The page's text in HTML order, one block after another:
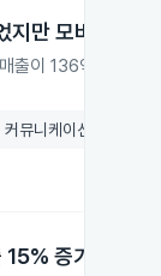
지만 모바일 회
136억 달러로
뮤니케이션스
증가